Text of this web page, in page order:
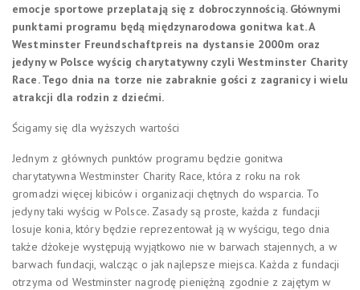
emocje sportowe przeplatają się z dobroczynnością. Głównymi
punktami programu będą międzynarodowa gonitwa kat. A
Westminster Freundschaftpreis na dystansie 2000m oraz
jedyny w Polsce wyścig charytatywny czyli Westminster Charity
Race. Tego dnia na torze nie zabraknie gości z zagranicy i wielu
atrakcji dla rodzin z dziećmi.
Ścigamy się dla wyższych wartości
Jednym z głównych punktów programu będzie gonitwa
charytatywna Westminster Charity Race, która z roku na rok
gromadzi więcej kibiców i organizacji chętnych do wsparcia. To
jedyny taki wyścig w Polsce. Zasady są proste, każda z fundacji
losuje konia, który będzie reprezentował ją w wyścigu, tego dnia
także dżokeje występują wyjątkowo nie w barwach stajennych, a w
barwach fundacji, walcząc o jak najlepsze miejsca. Każda z fundacji
otrzyma od Westminster nagrodę pieniężną zgodnie z zajętym w